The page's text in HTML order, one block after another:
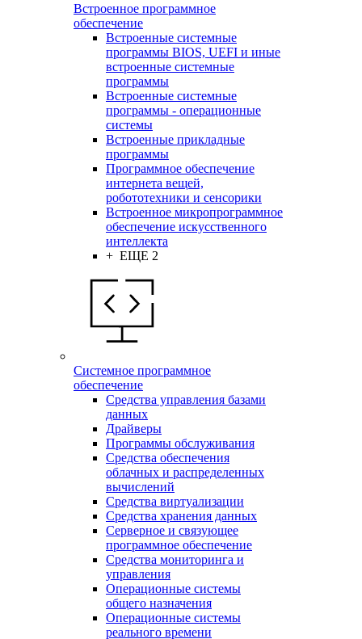
Встроенное программное
обеспечение
Встроенные системные
программы BIOS, UEFI и иные
встроенные системные
программы
Встроенные системные
программы - операционные
системы
Встроенные прикладные
программы
Программное обеспечение
интернета вещей,
робототехники и сенсорики
Встроенное микропрограммное
обеспечение искусственного
интеллекта
+ ЕЩЕ 2
Системное программное
обеспечение
Средства управления базами
данных
Драйверы
Программы обслуживания
Средства обеспечения
облачных и распределенных
вычислений
Средства виртуализации
Средства хранения данных
Серверное и связующее
программное обеспечение
Средства мониторинга и
управления
Операционные системы
общего назначения
Операционные системы
реального времени